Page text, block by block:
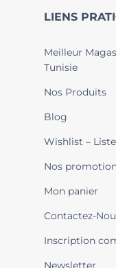
LIENS
Meilleur
Tunisie
Nos Produits
Blog
Wishlist –
Nos
Mon panier
Contactez-
Inscription
Newsletter